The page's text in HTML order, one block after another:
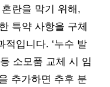
란을 막기 위해,
특약 사항을 구체
적입니다. ‘누수 발
소모품 교체 시 임
추가하면 추후 분